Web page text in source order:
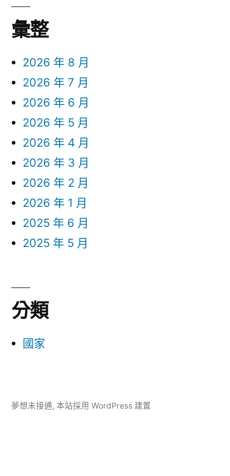
彙整
2026 年 8 月
2026 年 7 月
2026 年 6 月
2026 年 5 月
2026 年 4 月
2026 年 3 月
2026 年 2 月
2026 年 1 月
2025 年 6 月
2025 年 5 月
分類
國家
夢想未接通, 本站採用 WordPress 建置